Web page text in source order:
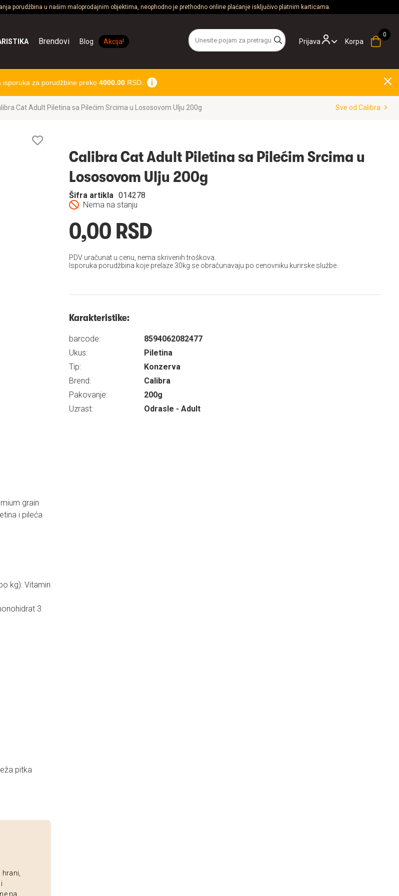
porudžbina u našim maloprodajnim objektima, neophodno je prethodno online plaćanje isključivo platnim karticama.
Prijava
Brendovi Blog Akcija! Korpa
isporuka za porudžbine preko 4000.00RSD.
Cat Adult Piletina sa Pilećim Srcima u Lososovom Ulju 200g Sve od Calibra
grain
i pileća
kg): Vitamin
3
pitka
na
želja
Calibra Cat Adult Piletina sa Pilećim Srcima u
Lososovom Ulju 200g
Nema na stanju
Šifra artikla 014278
0,00 RSD
PDV uračunat u cenu, nema skrivenih troškova.
Isporuka porudžbina koje prelaze 30kg se obračunavaju po cenovniku kurirske službe.
Karakteristike:
barcode:
8594062082477
Ukus:
Piletina
Tip:
Konzerva
Brend:
Calibra
Pakovanje:
200g
Uzrast:
Odrasle - Adult